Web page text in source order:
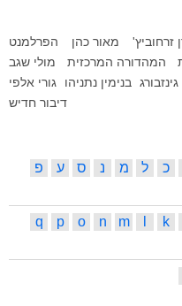
זרחוביץ' מאור כהן
הפרלמנט
המהדורה המרכזית
מולי שגב
בנימין נתניהו
גורי אלפי
דיבור חדיש
כ ל מ נ ס ע
פ
k
m
n
o
p
q